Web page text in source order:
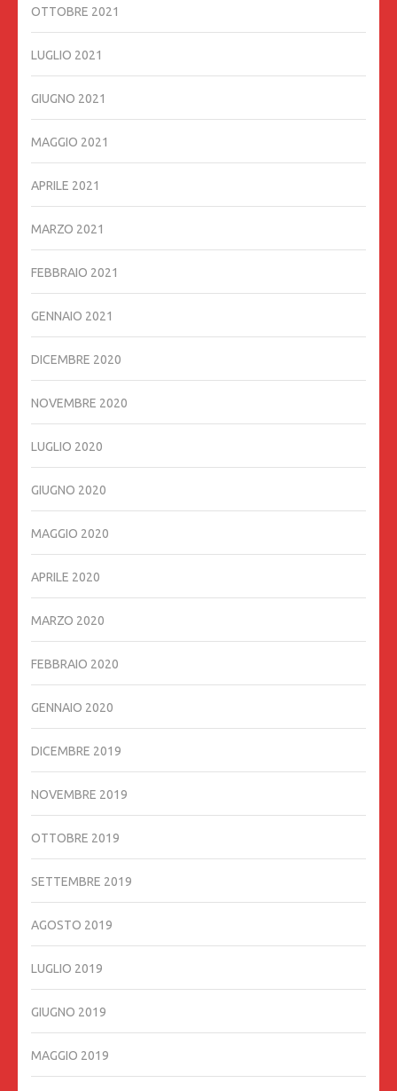
OTTOBRE 2021
LUGLIO 2021
GIUGNO 2021
MAGGIO 2021
APRILE 2021
MARZO 2021
FEBBRAIO 2021
GENNAIO 2021
DICEMBRE 2020
NOVEMBRE 2020
LUGLIO 2020
GIUGNO 2020
MAGGIO 2020
APRILE 2020
MARZO 2020
FEBBRAIO 2020
GENNAIO 2020
DICEMBRE 2019
NOVEMBRE 2019
OTTOBRE 2019
SETTEMBRE 2019
AGOSTO 2019
LUGLIO 2019
GIUGNO 2019
MAGGIO 2019